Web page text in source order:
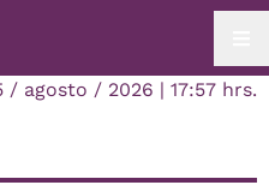
/ agosto / 2026 | 17:57 hrs.